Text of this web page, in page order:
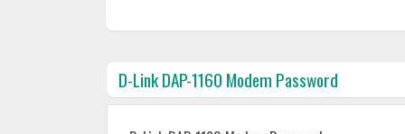
D-Link DAP-1160 Modem Password